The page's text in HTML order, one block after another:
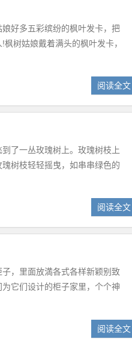
好多五彩缤纷的枫叶发卡，把
树姑娘戴着满头的枫叶发卡，
阅读全文
了一丛玫瑰树上。玫瑰树枝上
树枝轻轻摇曳，如串串绿色的
阅读全文
，里面放満各式各样新颖别致
它们设计的柜子家里，个个神
阅读全文